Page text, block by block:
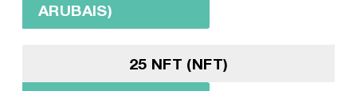
ARUBAIS)
25 NFT (NFT)